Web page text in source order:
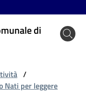
di
/
Nati per leggere